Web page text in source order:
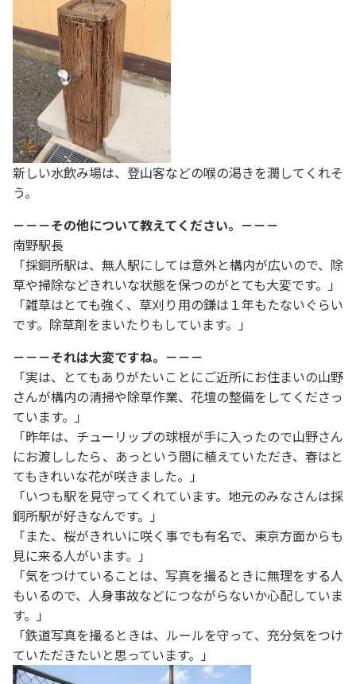
新しい水飲み場は、登山客などの喉の渇きを潤してくれそ
う。
－－－その他について教えてください。－－－
南野駅長
「採銅所駅は、無人駅にしては意外と構内が広いので、除
草や掃除などきれいな状態を保つのがとても大変です。」
「雑草はとても強く、草刈り用の鎌は１年もたないぐらい
です。除草剤をまいたりもしています。」
－－－それは大変ですね。－－－
「実は、とてもありがたいことにご近所にお住まいの山野
さんが構内の清掃や除草作業、花壇の整備をしてくださっ
ています。」
「昨年は、チューリップの球根が手に入ったので山野さん
にお渡ししたら、あっという間に植えていただき、春はと
てもきれいな花が咲きました。」
「いつも駅を見守ってくれています。地元のみなさんは採
銅所駅が好きなんです。」
「また、桜がきれいに咲く事でも有名で、東京方面からも
見に来る人がいます。」
「気をつけていることは、写真を撮るときに無理をする人
もいるので、人身事故などにつながらないか心配していま
す。」
「鉄道写真を撮るときは、ルールを守って、充分気をつけ
ていただきたいと思っています。」